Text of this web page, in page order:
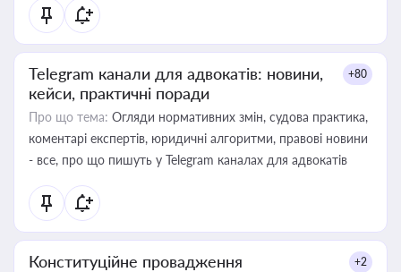
Telegram канали для адвокатів: новини,
кейси, практичні поради
+80
Про що тема: Огляди нормативних змін, судова практика,
коментарі експертів, юридичні алгоритми, правові новини
- все, про що пишуть у Telegram каналах для адвокатів
Конституційне провадження +2